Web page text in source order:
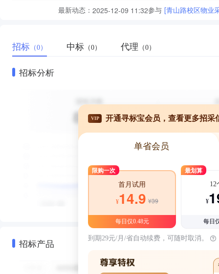
最新动态： 2025-12-09 11:32参与 [青山路校区物业
招标 （0） 中标 （0） 代理 （0）
招标分析
招标产品
VIP 开通寻标宝会员，查看更多招采
单省会员
限购一次
首月试用
¥14.9 ¥39
每日仅0.48元
最划算
12
¥
每日
到期29元/月/省自动续费，可随时取消。